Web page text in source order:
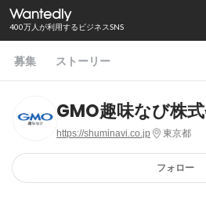
400万人が利用するビジネスSNS
募集 ストーリー
GMO趣味なび株
https://shuminavi.co.jp 東京都
フォロー